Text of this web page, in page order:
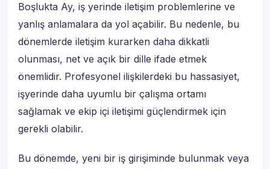
Boşlukta Ay, iş yerinde iletişim problemlerine ve
yanlış anlamalara da yol açabilir. Bu nedenle, bu
dönemlerde iletişim kurarken daha dikkatli
olunması, net ve açık bir dille ifade etmek
önemlidir. Profesyonel ilişkilerdeki bu hassasiyet,
işyerinde daha uyumlu bir çalışma ortamı
sağlamak ve ekip içi iletişimi güçlendirmek için
gerekli olabilir.
Bu dönemde, yeni bir iş girişiminde bulunmak veya